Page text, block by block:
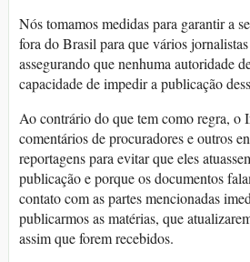
Nós tomamos medidas para garantir a
fora do Brasil para que vários jornalistas
assegurando que nenhuma autoridade
capacidade de impedir a publicação
Ao contrário do que tem como regra, o
comentários de procuradores e outros
reportagens para evitar que eles
publicação e porque os documentos
contato com as partes mencionadas
publicarmos as matérias, que
assim que forem recebidos.